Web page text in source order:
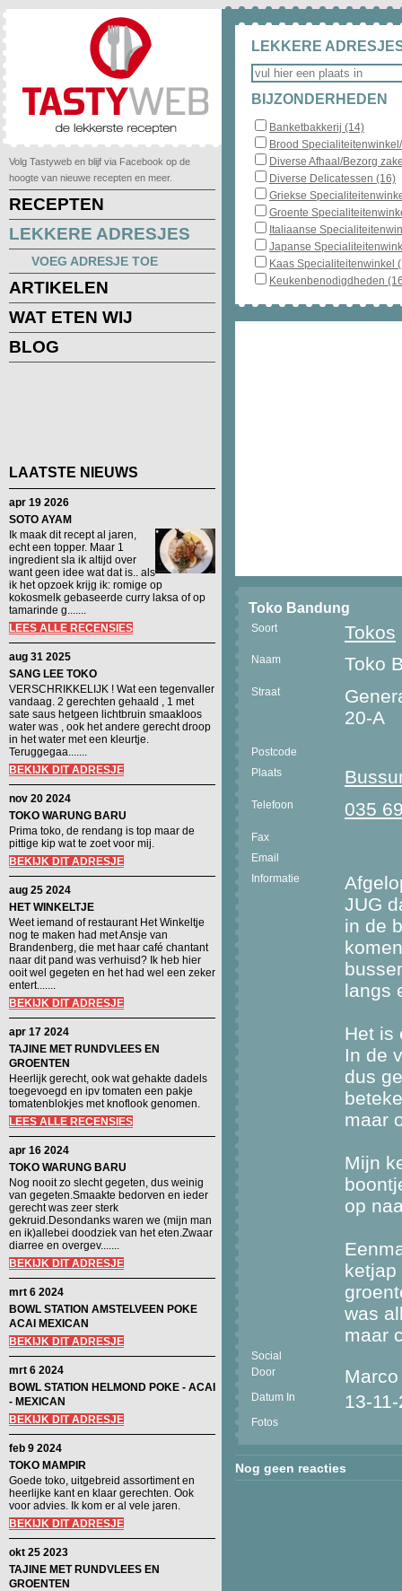
Volg Tastyweb en blijf via Facebook op de
hoogte van nieuwe recepten en meer.
RECEPTEN
LEKKERE ADRESJES
VOEG ADRESJE TOE
ARTIKELEN
WAT ETEN WIJ
BLOG
LAATSTE NIEUWS
apr 19 2026
SOTO AYAM
Ik maak dit recept al jaren,
echt een topper. Maar 1
ingredient sla ik altijd over
want geen idee wat dat is.. als
ik het opzoek krijg ik: romige op
kokosmelk gebaseerde curry laksa of op
tamarinde g.......
LEES ALLE RECENSIES
aug 31 2025
SANG LEE TOKO
VERSCHRIKKELIJK ! Wat een tegenvaller
vandaag. 2 gerechten gehaald , 1 met
sate saus hetgeen lichtbruin smaakloos
water was , ook het andere gerecht droop
in het water met een kleurtje.
Teruggegaa.......
BEKIJK DIT ADRESJE
nov 20 2024
TOKO WARUNG BARU
Prima toko, de rendang is top maar de
pittige kip wat te zoet voor mij.
BEKIJK DIT ADRESJE
aug 25 2024
HET WINKELTJE
Weet iemand of restaurant Het Winkeltje
nog te maken had met Ansje van
Brandenberg, die met haar café chantant
naar dit pand was verhuisd? Ik heb hier
ooit wel gegeten en het had wel een zeker
entert.......
BEKIJK DIT ADRESJE
apr 17 2024
TAJINE MET RUNDVLEES EN
GROENTEN
Heerlijk gerecht, ook wat gehakte dadels
toegevoegd en ipv tomaten een pakje
tomatenblokjes met knoflook genomen.
LEES ALLE RECENSIES
apr 16 2024
TOKO WARUNG BARU
Nog nooit zo slecht gegeten, dus weinig
van gegeten.Smaakte bedorven en ieder
gerecht was zeer sterk
gekruid.Desondanks waren we (mijn man
en ik)allebei doodziek van het eten.Zwaar
diarree en overgev.......
BEKIJK DIT ADRESJE
mrt 6 2024
BOWL STATION AMSTELVEEN POKE
ACAI MEXICAN
BEKIJK DIT ADRESJE
mrt 6 2024
BOWL STATION HELMOND POKE - ACAI
- MEXICAN
BEKIJK DIT ADRESJE
feb 9 2024
TOKO MAMPIR
Goede toko, uitgebreid assortiment en
heerlijke kant en klaar gerechten. Ook
voor advies. Ik kom er al vele jaren.
BEKIJK DIT ADRESJE
okt 25 2023
TAJINE MET RUNDVLEES EN
GROENTEN
LEKKERE
BIJZONDERHEDEN
Banketbakkerij (14)
Brood
Diverse Afhaal/Bezorg
Diverse Delicatessen (16)
Griekse
Groente
Italiaanse
Japanse
Kaas Specialiteitenwinkel
Keukenbenodigdheden
Toko Bandung
Soort Tokos
Naam Toko
Straat
20-A
Postcode
Plaats
Telefoon 035
Fax
Email
Informatie
JUG
in de
langs
Het is
In de
dus
maar
Mijn
op
ketjap
was
maar
Social
Door
Marco
Datum In 13-
Fotos
Nog geen reacties